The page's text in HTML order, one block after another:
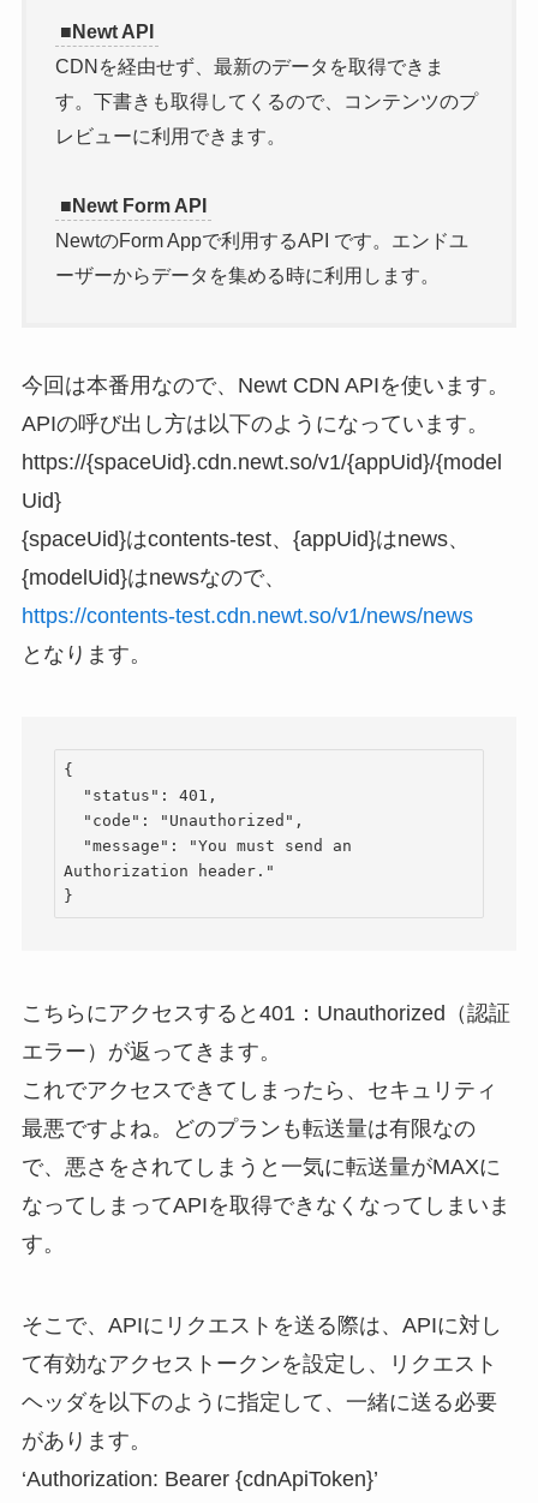
■Newt API
CDNを経由せず、最新のデータを取得できま
す。下書きも取得してくるので、コンテンツのプ
レビューに利用できます。
■Newt Form API
NewtのForm Appで利用するAPI です。エンドユ
ーザーからデータを集める時に利用します。
今回は本番用なので、Newt CDN APIを使います。
APIの呼び出し方は以下のようになっています。
https://{spaceUid}.cdn.newt.so/v1/{appUid}/{model
Uid}
{spaceUid}はcontents-test、{appUid}はnews、
{modelUid}はnewsなので、
https://contents-test.cdn.newt.so/v1/news/news
となります。
{
Authorization header."
}
こちらにアクセスすると401：Unauthorized（認証
エラー）が返ってきます。
これでアクセスできてしまったら、セキュリティ
最悪ですよね。どのプランも転送量は有限なの
で、悪さをされてしまうと一気に転送量がMAXに
なってしまってAPIを取得できなくなってしまいま
す。
そこで、APIにリクエストを送る際は、APIに対し
て有効なアクセストークンを設定し、リクエスト
ヘッダを以下のように指定して、一緒に送る必要
があります。
‘Authorization: Bearer {cdnApiToken}’